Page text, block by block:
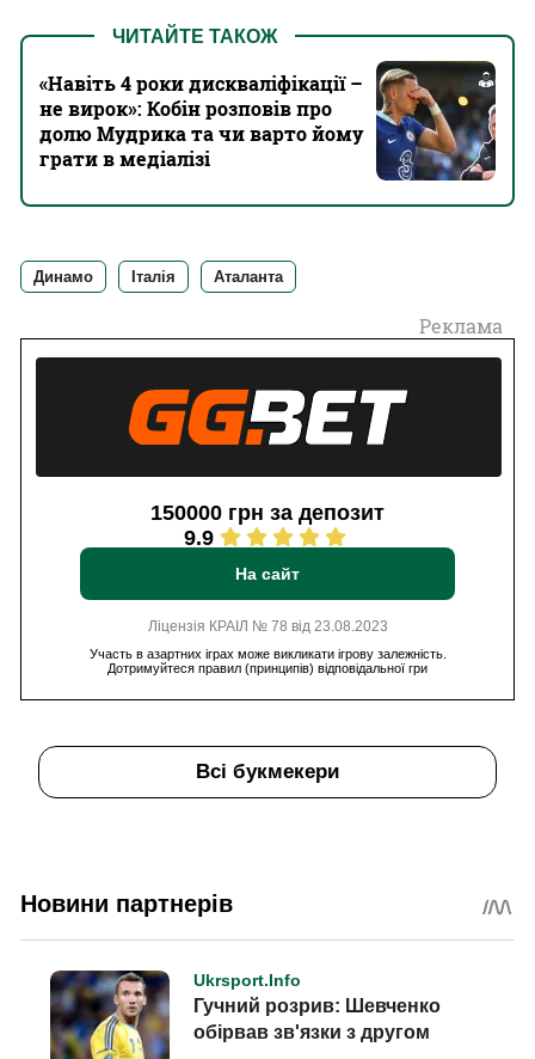
ЧИТАЙТЕ ТАКОЖ
«Навіть 4 роки дискваліфікації –
не вирок»: Кобін розповів про
долю Мудрика та чи варто йому
грати в медіалізі
Динамо Італія Аталанта
Реклама
150000 грн за депозит
9.9
На сайт
Ліцензія КРАІЛ № 78 від 23.08.2023
Участь в азартних іграх може викликати ігрову залежність.
Дотримуйтеся правил (принципів) відповідальної гри
Всі букмекери